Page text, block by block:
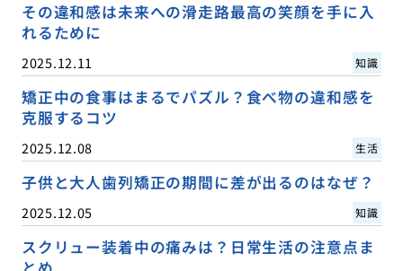
その違和感は未来への滑走路最高の笑顔を手に入
れるために
2025.12.11 知識
矯正中の食事はまるでパズル？食べ物の違和感を
克服するコツ
2025.12.08 生活
子供と大人歯列矯正の期間に差が出るのはなぜ？
2025.12.05 知識
スクリュー装着中の痛みは？日常生活の注意点ま